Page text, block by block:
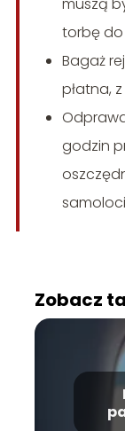
muszą
torbę do
Bagaż
płatna,
godzin
Zobacz